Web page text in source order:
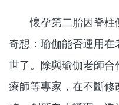
懷孕第二胎因脊柱
奇想：瑜伽能否運用
世了。除與瑜伽老師
療師等專家，在不斷